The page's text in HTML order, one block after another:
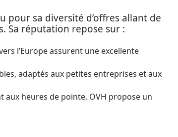
pour sa diversité d’offres allant de
Sa réputation repose sur :
l’Europe assurent une excellente
adaptés aux petites entreprises et aux
aux heures de pointe, OVH propose un